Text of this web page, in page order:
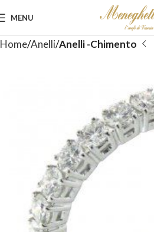
MENU
Home Anelli Anelli -Chimento